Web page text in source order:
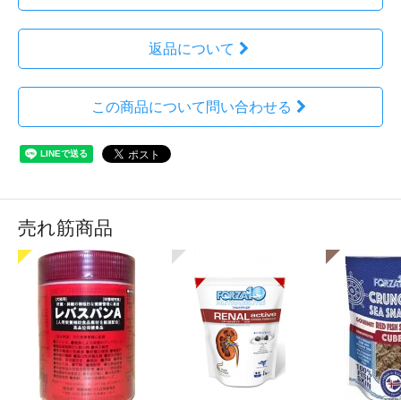
返品について
この商品について問い合わせる
売れ筋商品